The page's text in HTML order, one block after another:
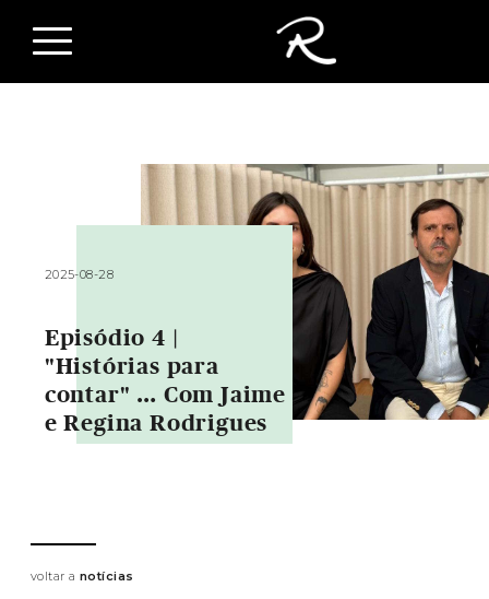
2025-08-28
Episódio 4 |
"Histórias para
contar" … Com Jaime
e Regina Rodrigues
voltar a notícias